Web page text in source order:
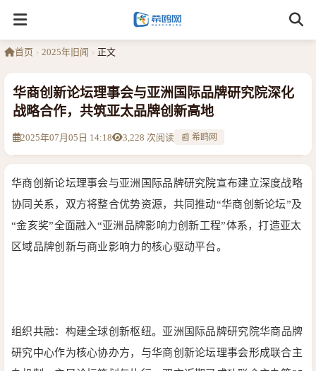
首页 › 2025年旧闻 › 正文
华商创新论坛理事会与亚洲国际品牌研究院深化
战略合作，共筑亚太品牌创新高地
2025年07月05日 14:18 3,228 次阅读 📰 希鸥网
华商创新论坛理事会与亚洲国际品牌研究院宣布建立深度战略
协同关系，双方将整合优势资源，共同推动“华商创新论坛”及
“金亥奖”全面融入“亚洲品牌影响力创新工程”体系，打造亚太
区域品牌创新与商业影响力的核心驱动平台。
组织共融：构建全球创新枢纽。 亚洲国际品牌研究院华商品牌
研究中心作为核心协办方，与华商创新论坛理事会形成联合主